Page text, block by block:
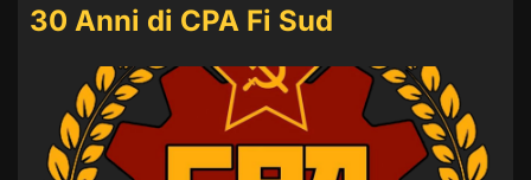
30 Anni di CPA Fi Sud